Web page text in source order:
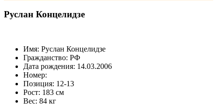
Руслан Концелидзе
Имя: Руслан Концелидзе
Гражданство: РФ
Дата рождения: 14.03.2006
Номер:
Позиция: 12-13
Рост: 183 см
Вес: 84 кг